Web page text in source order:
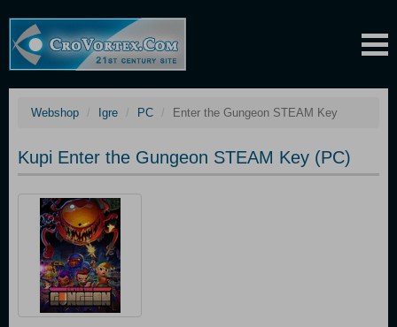
Webshop Igre PC Enter the Gungeon STEAM Key
Kupi Enter the Gungeon STEAM Key (PC)